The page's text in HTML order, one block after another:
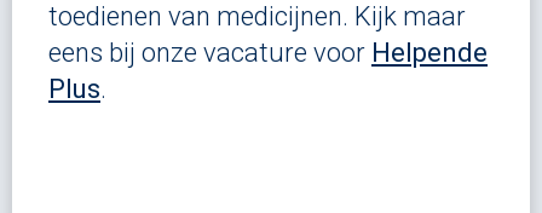
toedienen van medicijnen. Kijk maar
eens bij onze vacature voor Helpende
Plus.